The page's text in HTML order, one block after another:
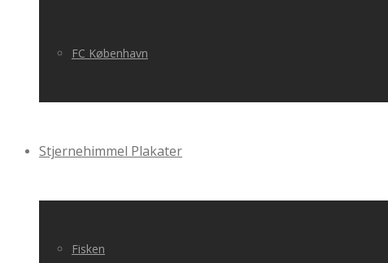
FC København
Stjernehimmel Plakater
Fisken